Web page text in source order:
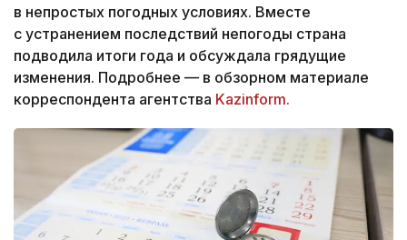
в непростых погодных условиях. Вместе
с устранением последствий непогоды страна
подводила итоги года и обсуждала грядущие
изменения. Подробнее — в обзорном материале
корреспондента агентства Kazinform.